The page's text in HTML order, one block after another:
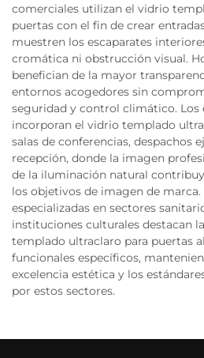
comerciales utilizan el vidrio
puertas con el fin de crear
muestren los escaparates
cromática ni obstrucción visual.
benefician de la mayor
entornos acogedores sin
seguridad y control climático. Los
incorporan el vidrio templado
salas de conferencias, despachos
recepción, donde la imagen
de la iluminación natural
los objetivos de imagen de
especializadas en sectores
instituciones culturales destacan
templado ultraclaro para puertas
funcionales específicos,
excelencia estética y los
por estos sectores.